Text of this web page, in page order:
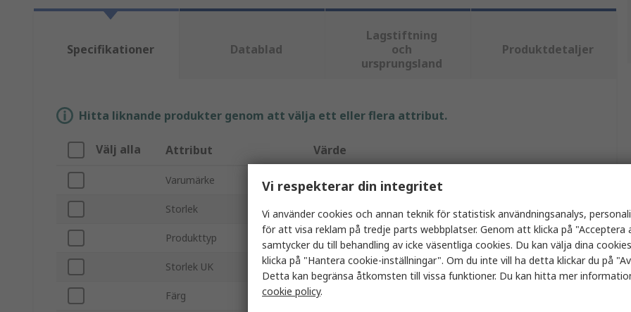
Specifikationer Datablad
Lagstiftning
och
ursprungsland
Produktdetaljer
Hitta liknande produkter genom att välja ett eller flera attribut.
Välj alla Attribut Värde
Varumärke UPower
Storlek One Size
Produkttyp Strumpor
Storlek UK 1 Size
Färg Grå
Vi respekterar din integritet
Vi använder cookies och annan teknik för statistisk användningsanalys,
för att visa reklam på tredje parts webbplatser. Genom att klicka på "Acceptera
samtycker du till behandling av icke väsentliga cookies. Du kan välja dina
klicka på "Hantera cookie-inställningar". Om du inte vill ha detta klickar du på
Detta kan begränsa åtkomsten till vissa funktioner. Du kan hitta mer
cookie policy.